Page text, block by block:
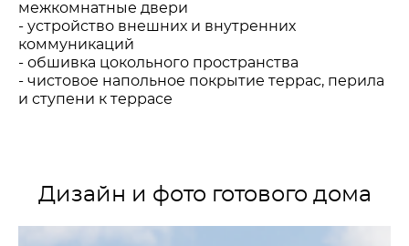
межкомнатные двери
- устройство внешних и внутренних
коммуникаций
- обшивка цокольного пространства
- чистовое напольное покрытие террас, перила
и ступени к террасе
Дизайн и фото готового дома